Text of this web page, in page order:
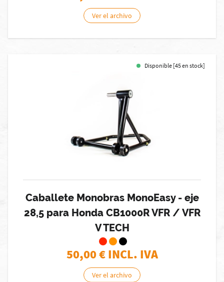
Ver el archivo
Disponible [45 en stock]
Caballete Monobras MonoEasy - eje
28,5 para Honda CB1000R VFR / VFR
V TECH
50,00€ INCL. IVA
Ver el archivo